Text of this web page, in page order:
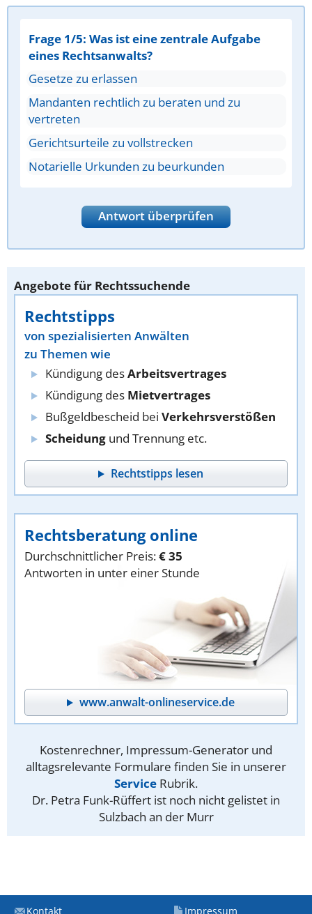
Frage 1/5: Was ist eine zentrale Aufgabe
eines Rechtsanwalts?
Gesetze zu erlassen
Mandanten rechtlich zu beraten und zu
vertreten
Gerichtsurteile zu vollstrecken
Notarielle Urkunden zu beurkunden
Antwort überprüfen
Angebote für Rechtssuchende
Rechtstipps
von spezialisierten Anwälten
zu Themen wie
Kündigung desArbeitsvertrages
Kündigung des Mietvertrages
Bußgeldbescheid bei Verkehrsverstößen
Scheidung und Trennung etc.
Rechtstipps lesen
Rechtsberatung online
Durchschnittlicher Preis:€ 35
Antworten in unter einer Stunde
www.anwalt-onlineservice.de
Kostenrechner, Impressum-Generator und
alltagsrelevante Formulare finden Sie in unserer
Service Rubrik.
Dr. Petra Funk-Rüffert ist noch nicht gelistet in
Sulzbach an der Murr
Kontakt Impressum